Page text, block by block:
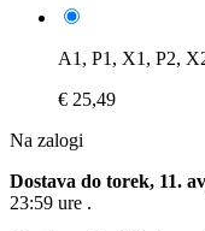
A1, P1, X1, P2,
€ 25,49
Na zalogi
Dostava do torek, 11.
23:59 ure .